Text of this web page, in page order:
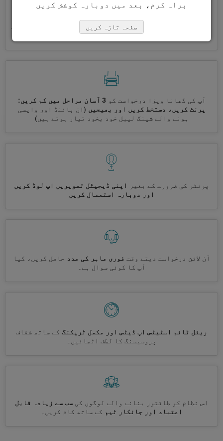
ایک ساتھ کئی ویزے درخواست کریں
خود بخود، تکراری معلومات
درج کرنے کی ضرورت نہیں ہے
آپ کی گھانا ویزا درخواست کو
3 آسان مراحل میں کم کریں:
پرنٹ کریں، دستخط کریں اور بھیجیں (ان بائنڈ اور واپسی
ہونے والے شپنگ لیبل خود بخود تیار ہوتے ہیں)
پرنٹر کی ضرورت کے بغیر
اپنی ڈیجیٹل تصویریں اپ لوڈ کریں
اور دوبارہ استعمال کریں
آن لائن درخواست دیتے وقت فوری ماہر کی مدد حاصل کریں، کیا
آپ کا کوئی سوال ہے۔
ریئل ٹائم اسٹیٹس اپ ڈیٹس اور مکمل ٹریکنگ کے ساتھ شفاف
پروسیسنگ کا لطف اٹھائیں۔
اس نظام کو طاقتور بنانے والے لوگوں کی سب سے زیادہ قابل
اعتماد اور جانکار ٹیم کے ساتھ کام کریں۔
براہ کرم، بعد میں دوبارہ کوشش کریں
صفحہ تازہ کریں